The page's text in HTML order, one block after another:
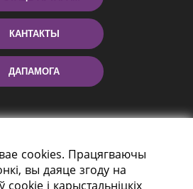
КАНТАКТЫ
ДАПАМОГА
cookies. Працягваючы
вы даяце згоду на
і карыстальніцкіх